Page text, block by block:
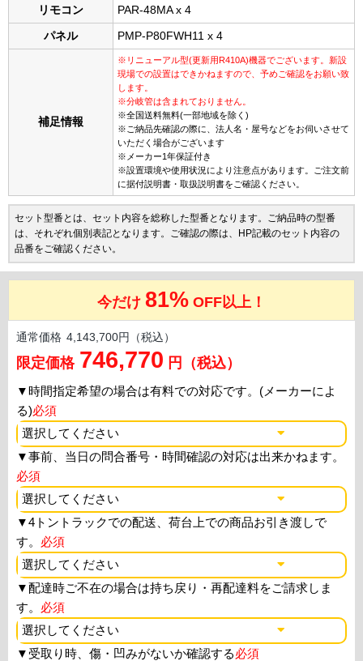
リモコン PAR-48MA x 4
パネル PMP-P80FWH11 x 4
補足情報
※リニューアル型(更新用R410A)機器でございます。新設
現場での設置はできかねますので、予めご確認をお願い致
します。
※分岐管は含まれておりません。
※全国送料無料(一部地域を除く)
※ご納品先確認の際に、法人名・屋号などをお伺いさせて
いただく場合がございます
※メーカー1年保証付き
※設置環境や使用状況により注意点があります。ご注文前
に据付説明書・取扱説明書をご確認ください。
セット型番とは、セット内容を総称した型番となります。ご納品時の型番
は、それぞれ個別表記となります。ご確認の際は、HP記載のセット内容の
品番をご確認ください。
今だけ 81% OFF以上！
通常価格 4,143,700円（税込）
限定価格 746,770 円（税込）
▼時間指定希望の場合は有料での対応です。(メーカーによ
る)必須
▼事前、当日の問合番号・時間確認の対応は出来かねます。
必須
▼4トントラックでの配送、荷台上での商品お引き渡しで
す。 必須
▼配達時ご不在の場合は持ち戻り・再配達料をご請求しま
す。 必須
▼ 受取り時、傷・凹みがないか確認する必須